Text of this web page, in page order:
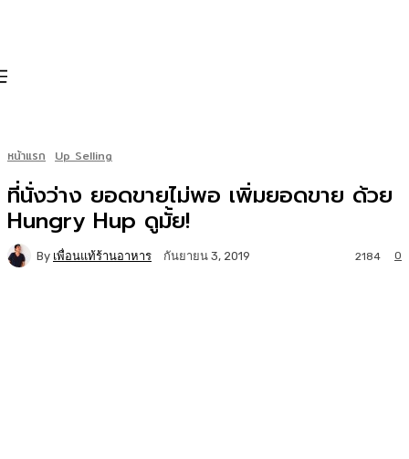
หน้าแรก Up Selling
ที่นั่งว่าง ยอดขายไม่พอ เพิ่มยอดขาย ด้วย
Hungry Hup ดูมั้ย!
By เพื่อนแท้ร้านอาหาร กันยายน 3, 2019 0
2184